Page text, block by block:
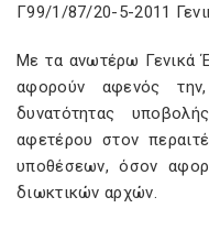
Γ99/1/87/20-5-2011
Με τα ανωτέρω Γενικά
αφορούν αφενός
δυνατότητας
αφετέρου στον
υποθέσεων, όσον
διωκτικών αρχών.